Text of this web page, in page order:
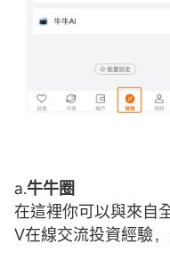
a.牛牛圈
在這裡你可以與來自
V在線交流投資經驗